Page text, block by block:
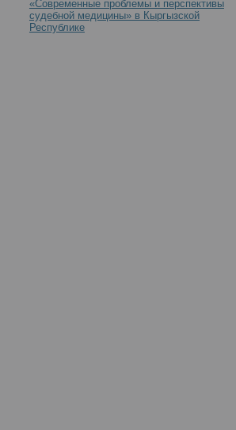
«Современные проблемы и перспективы
судебной медицины» в Кыргызской
Республике